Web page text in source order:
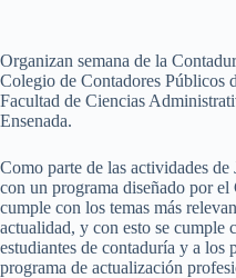
Organizan semana de la
Colegio de Contadores Públicos
Facultad de Ciencias
Ensenada.
Como parte de las actividades de
con un programa diseñado por
cumple con los temas más
actualidad, y con esto se cumple
estudiantes de contaduría y a los
programa de actualización